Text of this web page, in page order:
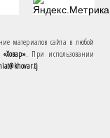
материалов сайта в любой
. При использовании